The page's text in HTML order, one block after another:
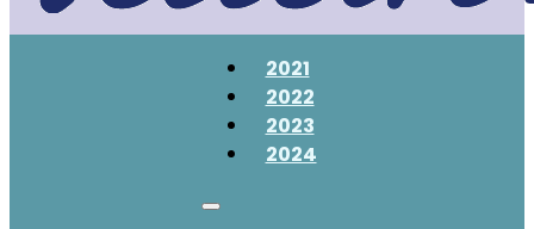
2021
2022
2023
2024